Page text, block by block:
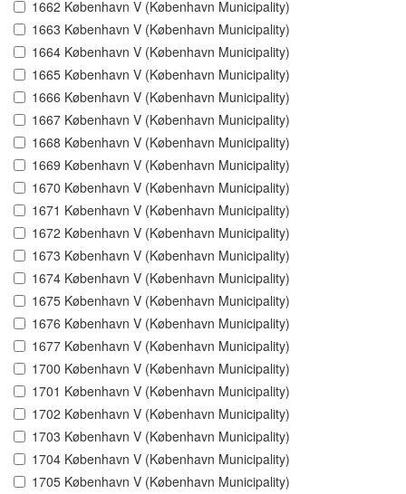
1662 København V (København Municipality)
1663 København V (København Municipality)
1664 København V (København Municipality)
1665 København V (København Municipality)
1666 København V (København Municipality)
1667 København V (København Municipality)
1668 København V (København Municipality)
1669 København V (København Municipality)
1670 København V (København Municipality)
1671 København V (København Municipality)
1672 København V (København Municipality)
1673 København V (København Municipality)
1674 København V (København Municipality)
1675 København V (København Municipality)
1676 København V (København Municipality)
1677 København V (København Municipality)
1700 København V (København Municipality)
1701 København V (København Municipality)
1702 København V (København Municipality)
1703 København V (København Municipality)
1704 København V (København Municipality)
1705 København V (København Municipality)